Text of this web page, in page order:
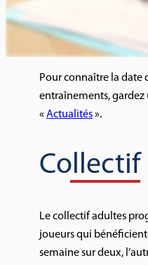
Pour connaître la date
entraînements,
«Actualités».
Collectif
Le collectif adultes
joueurs qui bénéficient
semaine sur deux,